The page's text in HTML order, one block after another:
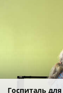
Госпиталь